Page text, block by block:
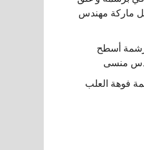
ماركة مهندس
أسطح
منسى
فوهة العلب